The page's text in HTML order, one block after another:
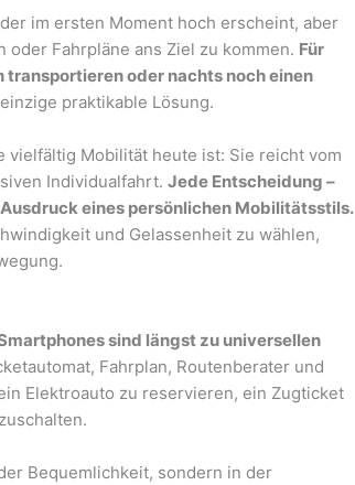
im ersten Moment hoch erscheint, aber
Fahrpläne ans Ziel zu kommen. Für
oder nachts noch einen
praktikable Lösung.
Mobilität heute ist: Sie reicht vom
Individualfahrt.Jede Entscheidung –
eines persönlichen Mobilitätsstils.
und Gelassenheit zu wählen,
sind längst zu universellen
Fahrplan, Routenberater und
Elektroauto zu reservieren, ein Zugticket
Bequemlichkeit, sondern in der